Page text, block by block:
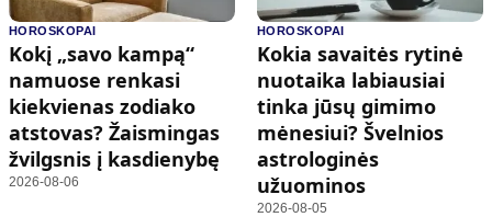
HOROSKOPAI
Kokį „savo kampą“
namuose renkasi
kiekvienas zodiako
atstovas? Žaismingas
žvilgsnis į kasdienybę
2026-08-06
HOROSKOPAI
Kokia savaitės rytinė
nuotaika labiausiai
tinka jūsų gimimo
mėnesiui? Švelnios
astrologinės
užuominos
2026-08-05